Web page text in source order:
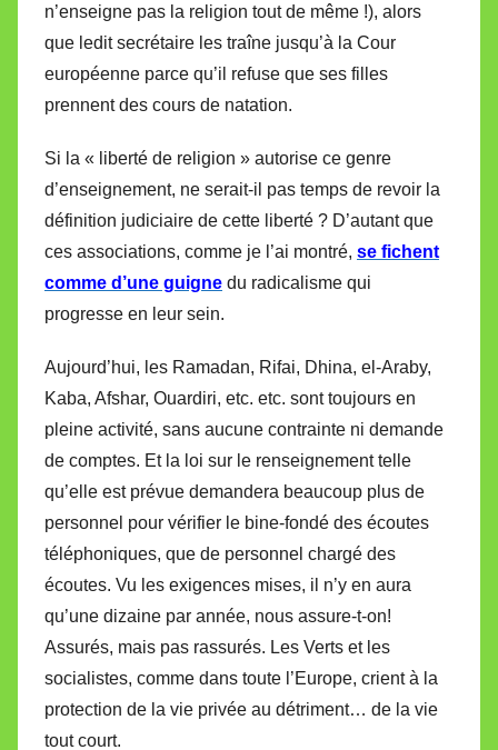
n’enseigne pas la religion tout de même !), alors
que ledit secrétaire les traîne jusqu’à la Cour
européenne parce qu’il refuse que ses filles
prennent des cours de natation.
Si la « liberté de religion » autorise ce genre
d’enseignement, ne serait-il pas temps de revoir la
définition judiciaire de cette liberté ? D’autant que
ces associations, comme je l’ai montré, se fichent
comme d’une guigne du radicalisme qui
progresse en leur sein.
Aujourd’hui, les Ramadan, Rifai, Dhina, el-Araby,
Kaba, Afshar, Ouardiri, etc. etc. sont toujours en
pleine activité, sans aucune contrainte ni demande
de comptes. Et la loi sur le renseignement telle
qu’elle est prévue demandera beaucoup plus de
personnel pour vérifier le bine-fondé des écoutes
téléphoniques, que de personnel chargé des
écoutes. Vu les exigences mises, il n’y en aura
qu’une dizaine par année, nous assure-t-on!
Assurés, mais pas rassurés. Les Verts et les
socialistes, comme dans toute l’Europe, crient à la
protection de la vie privée au détriment… de la vie
tout court.